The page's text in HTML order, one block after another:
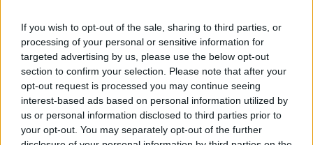
If you wish to opt-out of the sale, sharing to third parties, or
processing of your personal or sensitive information for
targeted advertising by us, please use the below opt-out
section to confirm your selection. Please note that after your
opt-out request is processed you may continue seeing
interest-based ads based on personal information utilized by
us or personal information disclosed to third parties prior to
your opt-out. You may separately opt-out of the further
18:00
33°C
35% υγρ.
2 Μπφ ΒΔ
9 Km/h
21:00
27°C
60% υγρ.
1 Μπφ NA
3 Km/h
ΚΑΘΑΡΟΣ
ΤΕΤΑΡΤΗ12 ΑΥΓΟΥΣΤΟΥ Ανατολή: 06:22 - Δύση 20:02